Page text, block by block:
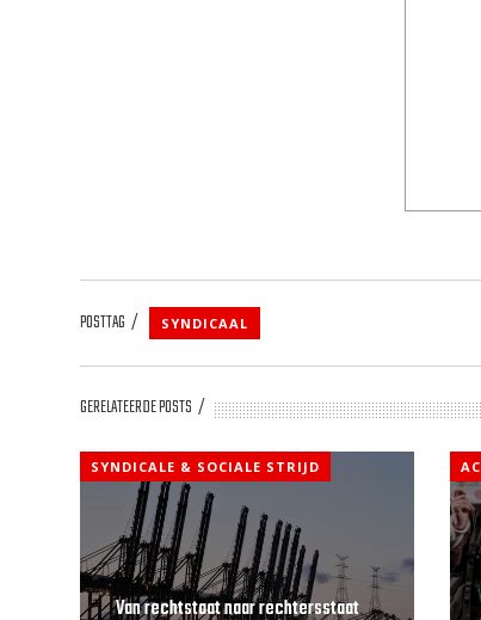
POSTTAG SYNDICAAL
GERELATEERDE POSTS
SYNDICALE & SOCIALE STRIJD
Van rechtstaat naar rechtersstaat